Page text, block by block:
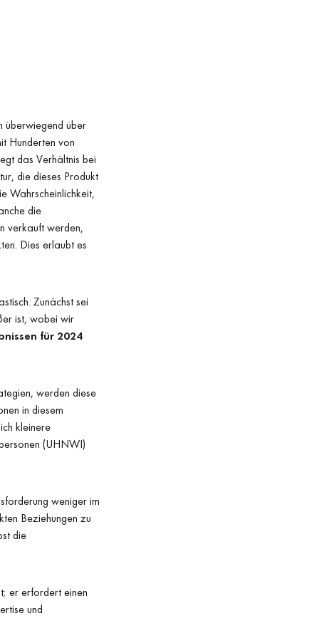
überwiegend über
Hunderten von
das Verhältnis bei
die dieses Produkt
Wahrscheinlichkeit,
die
verkauft werden,
Dies erlaubt es
Zunächst sei
ist, wobei wir
für 2024
werden diese
in diesem
kleinere
(UHNWI)
weniger im
Beziehungen zu
die
er erfordert einen
und